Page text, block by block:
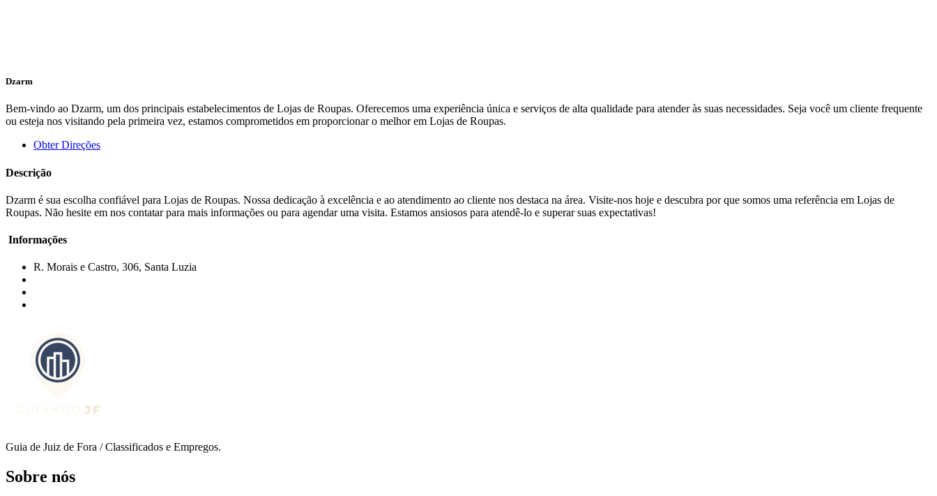
Dzarm
Bem-vindo ao Dzarm, um dos principais estabelecimentos de Lojas de Roupas. Oferecemos uma experiência única e serviços de alta qualidade para atender às suas necessidades. Seja você um cliente frequente
ou esteja nos visitando pela primeira vez, estamos comprometidos em proporcionar o melhor em Lojas de Roupas.
Obter Direções
Descrição
Dzarm é sua escolha confiável para Lojas de Roupas. Nossa dedicação à excelência e ao atendimento ao cliente nos destaca na área. Visite-nos hoje e descubra por que somos uma referência em Lojas de
Roupas. Não hesite em nos contatar para mais informações ou para agendar uma visita. Estamos ansiosos para atendê-lo e superar suas expectativas!
Informações
R. Morais e Castro, 306, Santa Luzia
Guia de Juiz de Fora / Classificados e Empregos.
Sobre nós